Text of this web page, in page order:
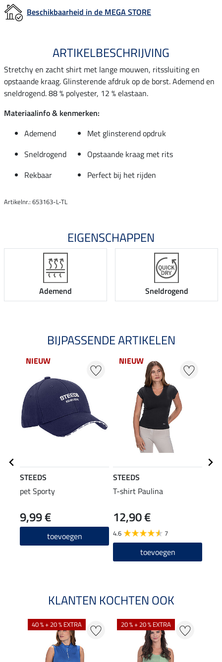
Beschikbaarheid in de MEGA STORE
ARTIKELBESCHRIJVING
Stretchy en zacht shirt met lange mouwen, ritssluiting en
opstaande kraag. Glinsterende afdruk op de borst. Ademend en
sneldrogend. 88 % polyester, 12 % elastaan.
Materiaalinfo & kenmerken:
Ademend
Met glinsterend opdruk
Sneldrogend
Opstaande kraag met rits
Rekbaar
Perfect bij het rijden
Artikelnr.: 653163-L-TL
EIGENSCHAPPEN
Ademend Sneldrogend
BIJPASSENDE ARTIKELEN
NIEUW
STEEDS
pet Sporty
9,99 €
toevoegen
NIEUW
STEEDS
T-shirt Paulina
12,90 €
4.6 7
toevoegen
KLANTEN KOCHTEN OOK
40 % + 20 % EXTRA 20 % + 20 % EXTRA